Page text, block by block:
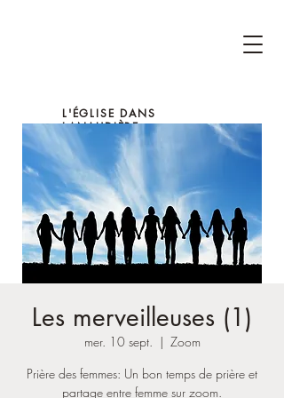
L'ÉGLISE DANS
LANAUDIÈRE
Les merveilleuses (1)
mer. 10 sept.
  |
Zoom
Prière des femmes: Un bon temps de prière et
partage entre femme sur zoom.